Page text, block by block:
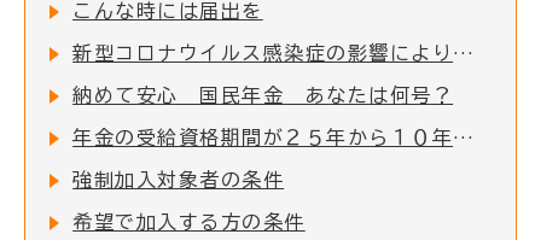
こんな時には届出を
新型コロナウイルス感染症の影響により、国民年金保険料の納付が困難な方へ
納めて安心 国民年金 あなたは何号？
年金の受給資格期間が２５年から１０年に短縮されました
強制加入対象者の条件
希望で加入する方の条件